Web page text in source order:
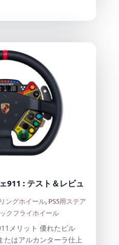
911 : テスト＆レビュ
ングホイール, PS5用ステア
クフライホイール
メリット 優れたビル
たはアルカンターラ仕上